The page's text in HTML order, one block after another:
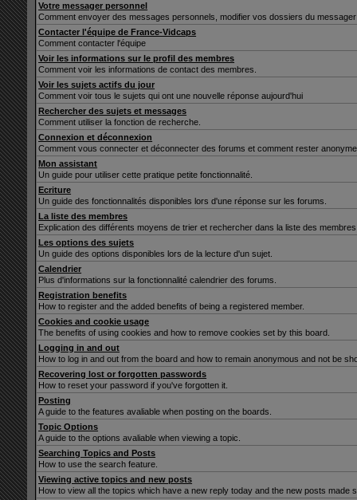
Votre messager personnel
Comment envoyer des messages personnels, modifier vos dossiers du
Contacter l'équipe de France-Vidcaps
Comment contacter l'équipe
Voir les informations sur le profil des membres
Comment voir les informations de contact des membres.
Voir les sujets actifs du jour
Comment voir tous le sujets qui ont une nouvelle réponse aujourd'hui
Rechercher des sujets et messages
Comment utiliser la fonction de recherche.
Connexion et déconnexion
Comment vous connecter et déconnecter des forums et comment rester
Mon assistant
Un guide pour utiliser cette pratique petite fonctionnalité.
Ecriture
Un guide des fonctionnalités disponibles lors d'une réponse sur les forums.
La liste des membres
Explication des différents moyens de trier et rechercher dans la liste des
Les options des sujets
Un guide des options disponibles lors de la lecture d'un sujet.
Calendrier
Plus d'informations sur la fonctionnalité calendrier des forums.
Registration benefits
How to register and the added benefits of being a registered member.
Cookies and cookie usage
The benefits of using cookies and how to remove cookies set by this board.
Logging in and out
How to log in and out from the board and how to remain anonymous and not be
Recovering lost or forgotten passwords
How to reset your password if you've forgotten it.
Posting
A guide to the features avaliable when posting on the boards.
Topic Options
A guide to the options avaliable when viewing a topic.
Searching Topics and Posts
How to use the search feature.
Viewing active topics and new posts
How to view all the topics which have a new reply today and the new posts made